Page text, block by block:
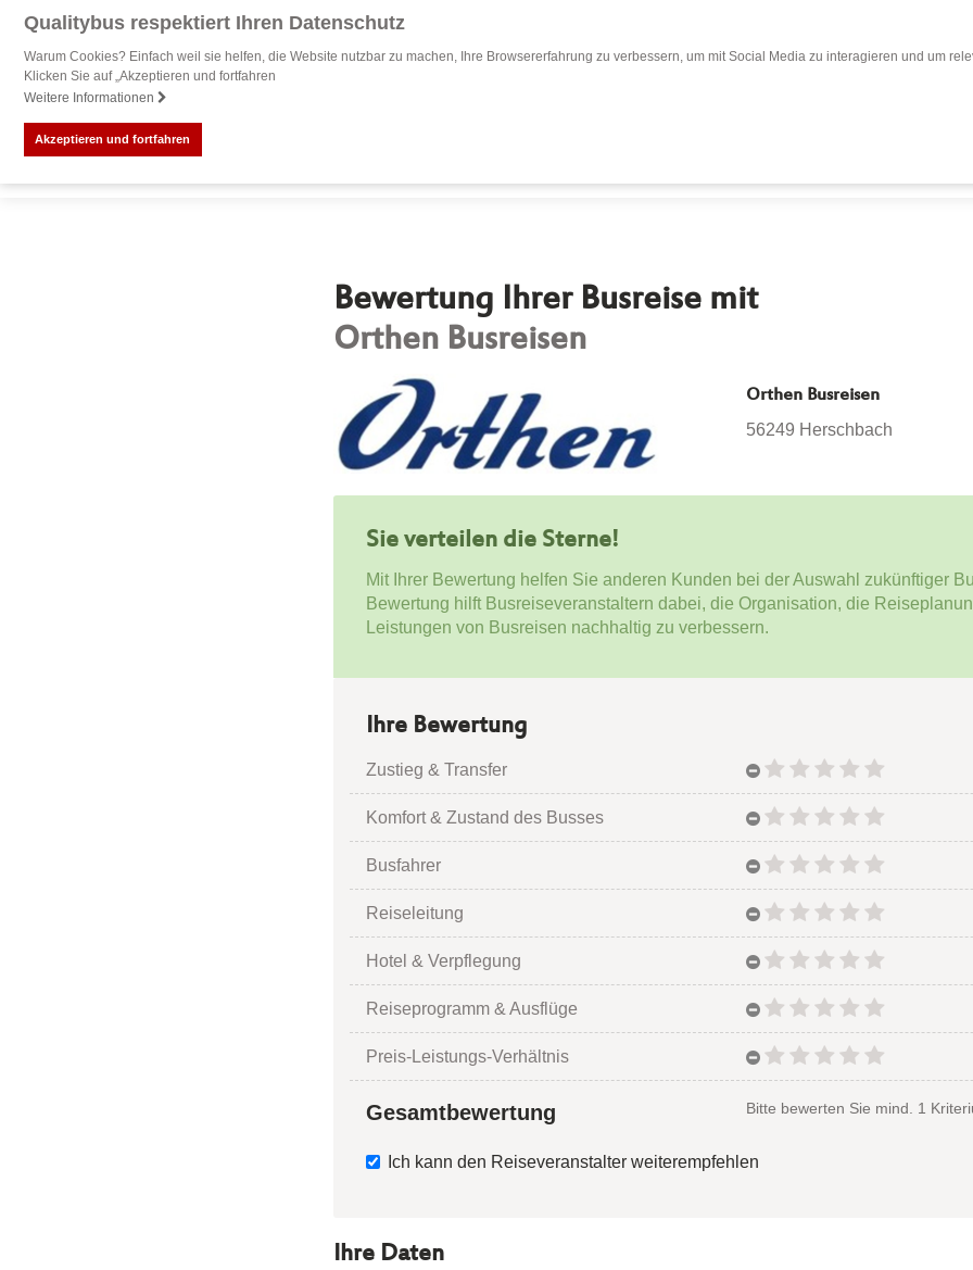
Qualitybus respektiert Ihren Datenschutz
Warum Cookies? Einfach weil sie helfen, die Website nutzbar zu machen, Ihre Browsererfahrung zu verbessern, um mit Social Media zu interagieren und um
Klicken Sie auf „Akzeptieren und fortfahren
Weitere Informationen
Akzeptieren und fortfahren
Bewertung Ihrer Busreise mit
Orthen Busreisen
Orthen Busreisen
56249 Herschbach
Sie verteilen die Sterne!
Mit Ihrer Bewertung helfen Sie anderen Kunden bei der Auswahl zukünftiger
Bewertung hilft Busreiseveranstaltern dabei, die Organisation, die
Leistungen von Busreisen nachhaltig zu verbessern.
Ihre Bewertung
Zustieg & Transfer
Komfort & Zustand des Busses
Busfahrer
Reiseleitung
Hotel & Verpflegung
Reiseprogramm & Ausflüge
Preis-Leistungs-Verhältnis
Gesamtbewertung Bitte bewerten Sie mind. 1
Ich kann den Reiseveranstalter weiterempfehlen
Ihre Daten